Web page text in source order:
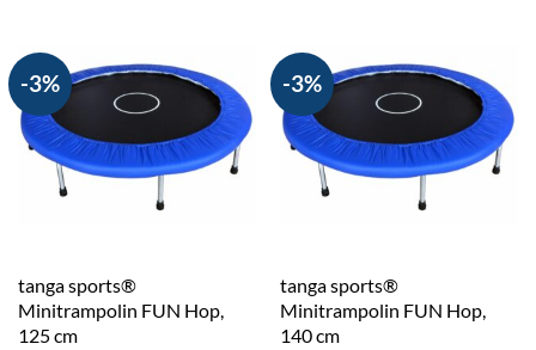
-3%
tanga sports®
Minitrampolin FUN Hop,
125 cm
-3%
tanga sports®
Minitrampolin FUN Hop,
140 cm